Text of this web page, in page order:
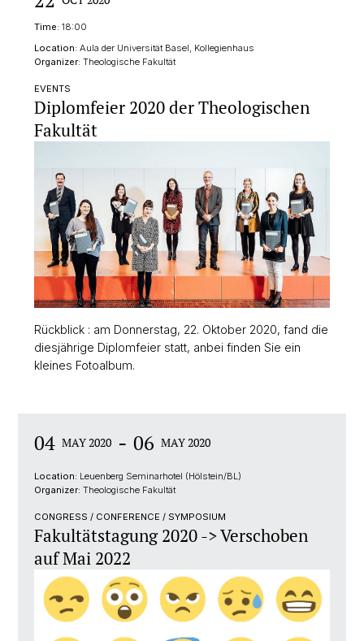
Time: 18:00
Location: Aula der Universität Basel, Kollegienhaus
Organizer: Theologische Fakultät
EVENTS
Diplomfeier 2020 der Theologischen
Fakultät
Rückblick : am Donnerstag, 22. Oktober 2020, fand die
diesjährige Diplomfeier statt, anbei finden Sie ein
kleines Fotoalbum.
04 MAY 2020 - 06 MAY 2020
Location: Leuenberg Seminarhotel (Hölstein/BL)
Organizer: Theologische Fakultät
CONGRESS / CONFERENCE / SYMPOSIUM
Fakultätstagung 2020 -> Verschoben
auf Mai 2022